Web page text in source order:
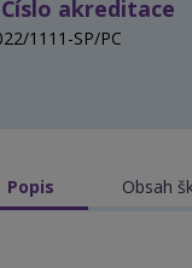
Číslo akreditace
1111-SP/PC
Popis Obsah